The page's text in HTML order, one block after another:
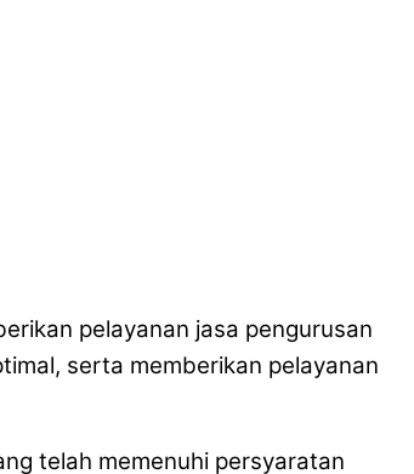
pelayanan jasa pengurusan
serta memberikan pelayanan
telah memenuhi persyaratan